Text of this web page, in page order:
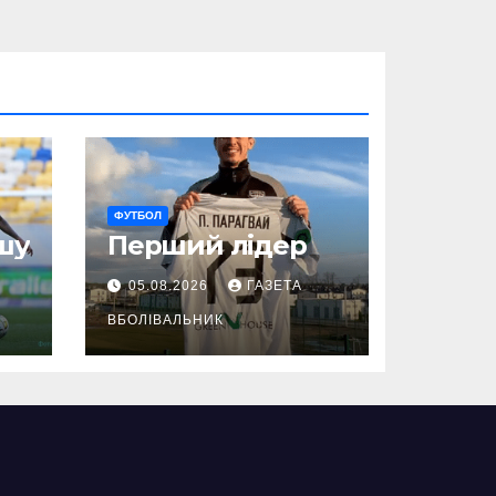
ФУТБОЛ
Перший лідер
05.08.2026 ГАЗЕТА
ВБОЛІВАЛЬНИК